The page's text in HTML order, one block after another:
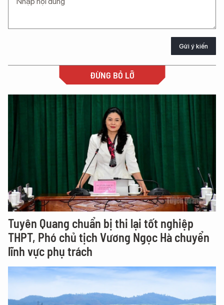
Gửi ý kiến
ĐỪNG BỎ LỠ
Tuyên Quang chuẩn bị thi lại tốt nghiệp
THPT, Phó chủ tịch Vương Ngọc Hà chuyển
lĩnh vực phụ trách